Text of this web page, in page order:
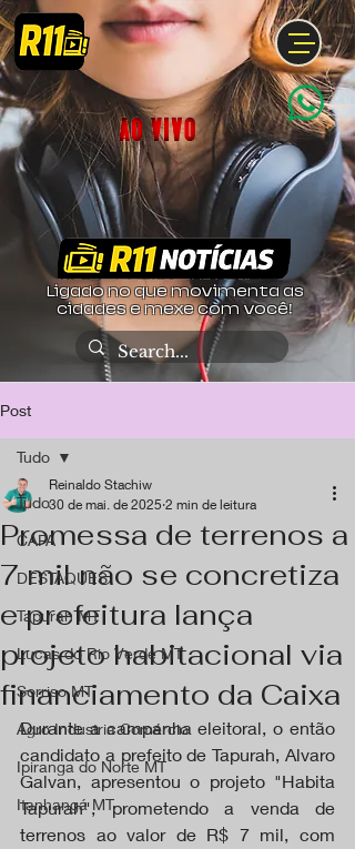
Ligado no que movimenta as
cidades e mexe com você!
Post
Tudo
CAPA
DESTAQUES
Tapurah MT
Lucas do Rio Verde MT
Sorriso MT
Agro Industria Comércio
Ipiranga do Norte MT
Itanhangá MT
Tudo
Promessa de terrenos a
7 mil não se concretiza
e prefeitura lança
projeto habitacional via
financiamento da Caixa
Reinaldo Stachiw
30 de mai. de 2025 2 min de leitura
Durante a campanha eleitoral, o então
candidato a prefeito de Tapurah, Alvaro
Galvan, apresentou o projeto "Habita
Tapurah", prometendo a venda de
terrenos ao valor de R$ 7 mil, com